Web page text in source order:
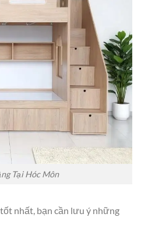
Tại Hóc Môn
nhất, bạn cần lưu ý những